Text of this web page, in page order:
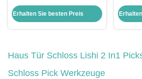
Zündverschluss Set Honda Civic
Verschluss Set für Honda Auto
Erhalten Sie besten Preis
Haus Tür Schloss Lishi 2 In1
Schloss Pick Werkzeuge